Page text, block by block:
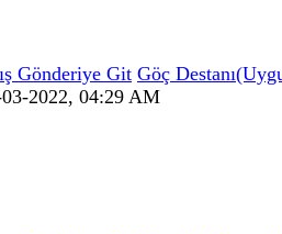
Göç
2022, 04:29 AM